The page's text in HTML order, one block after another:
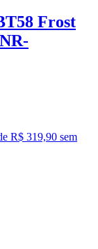
Frost
R$ 319,90 sem